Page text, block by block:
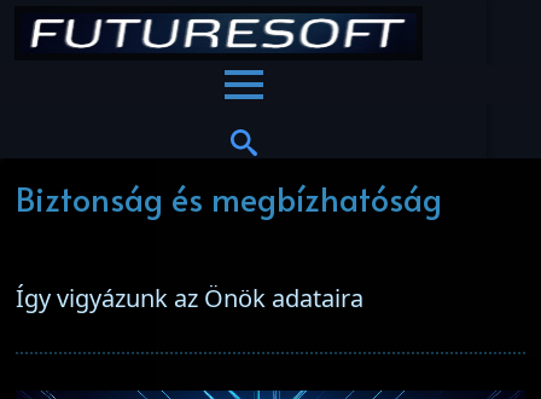
Biztonság és megbízhatóság
Így vigyázunk az Önök adataira